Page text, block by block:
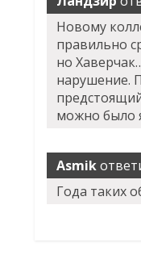
Новому
правильно
но
нарушение.
можно было
Asmik
Года таких